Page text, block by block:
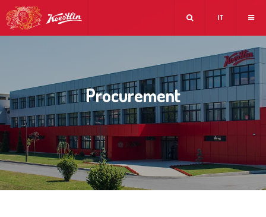
IT
Procurement